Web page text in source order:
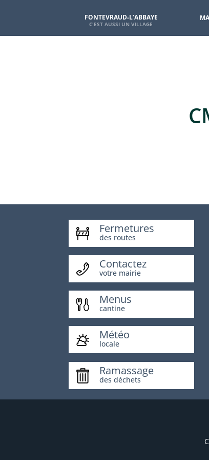
FONTEVRAUD-L’ABBAYE
Fermetures
des routes
Contactez
votre mairie
Menus
cantine
Météo
locale
Ramassage
des déchets